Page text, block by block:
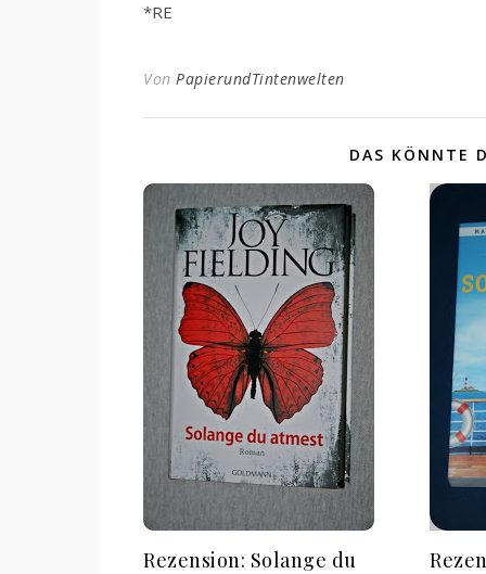
*RE
Von PapierundTintenwelten
DAS KÖNNTE
Rezension: Solange du